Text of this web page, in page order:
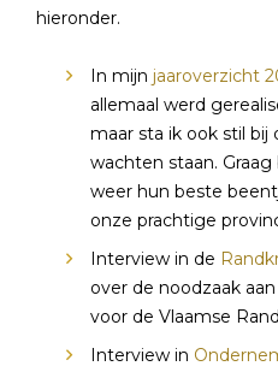
hieronder.
In mijn jaaroverzicht
allemaal werd
maar sta ik ook stil
wachten staan.
weer hun beste
onze prachtige
Interview in de
over de noodzaak
voor de Vlaamse
Interview in